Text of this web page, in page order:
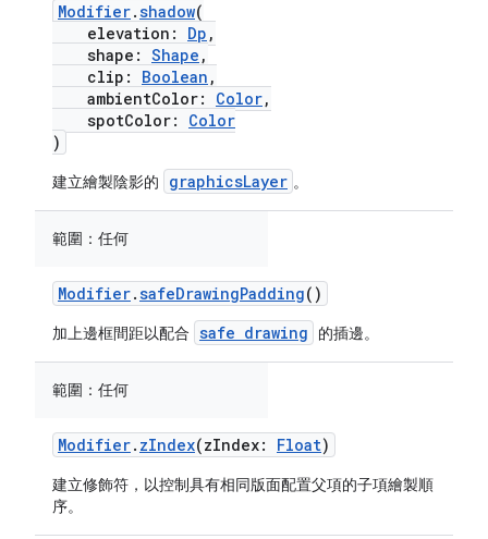
Modifier.shadow(
elevation: Dp ,
shape: Shape ,
clip: Boolean ,
ambientColor: Color,
spotColor: Color
)
建立繪製陰影的 graphicsLayer 。
範圍： 任何
Modifier.safeDrawingPadding()
加上邊框間距以配合 safe drawing 的插邊。
範圍： 任何
Modifier. zIndex(zIndex: Float)
建立修飾符，以控制具有相同版面配置父項的子項繪製順
序。